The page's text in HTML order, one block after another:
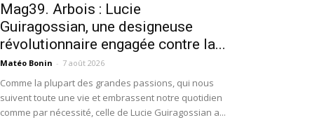
Mag39. Arbois : Lucie
Guiragossian, une designeuse
révolutionnaire engagée contre la...
Matéo Bonin - 7 août 2026
Comme la plupart des grandes passions, qui nous
suivent toute une vie et embrassent notre quotidien
comme par nécessité, celle de Lucie Guiragossian a...